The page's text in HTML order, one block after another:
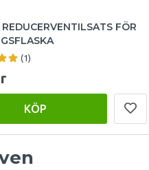
FÖR
(1)
KÖP